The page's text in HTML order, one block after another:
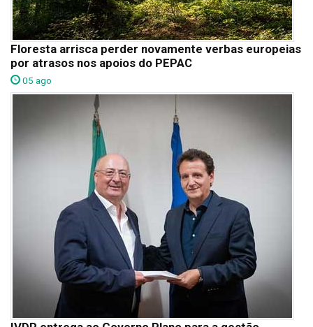
Floresta arrisca perder novamente verbas europeias
por atrasos nos apoios do PEPAC
05 ago